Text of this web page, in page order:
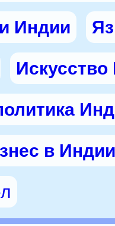
Индии
в Индии